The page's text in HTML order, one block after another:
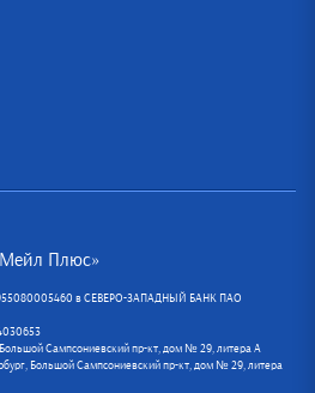
Плюс»
в СЕВЕРО-ЗАПАДНЫЙ БАНК ПАО
Большой Сампсониевский пр-кт, дом № 29, литера А
Большой Сампсониевский пр-кт, дом № 29, литера